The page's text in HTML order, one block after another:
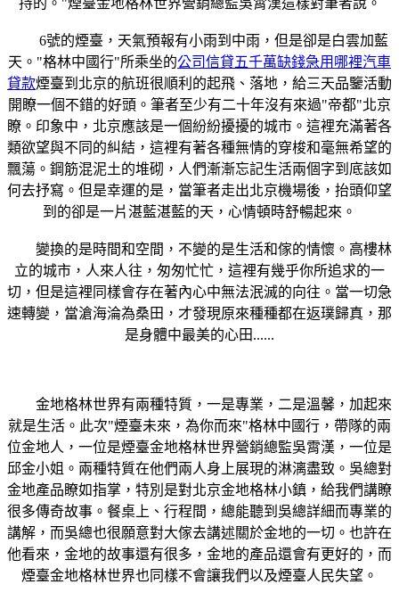
6號的煙臺，天氣預報有小雨到中雨，但是卻是白雲加藍
天。"格林中國行"所乘坐的公司信貸五千萬缺錢急用哪裡汽車
貸款煙臺到北京的航班很順利的起飛、落地，給三天品鑒活動
開瞭一個不錯的好頭。筆者至少有二十年沒有來過"帝都"北京
瞭。印象中，北京應該是一個紛紛擾擾的城市。這裡充滿著各
類欲望與不同的糾結，這裡有著各種無情的穿梭和毫無希望的
飄蕩。鋼筋混泥土的堆砌，人們漸漸忘記生活兩個字到底該如
何去抒寫。但是幸運的是，當筆者走出北京機場後，抬頭仰望
到的卻是一片湛藍湛藍的天，心情頓時舒暢起來。
變換的是時間和空間，不變的是生活和傢的情懷。高樓林
立的城市，人來人往，匆匆忙忙，這裡有幾乎你所追求的一
切，但是這裡同樣會存在著內心中無法泯滅的向往。當一切急
速轉變，當滄海淪為桑田，才發現原來種種都在返璞歸真，那
是身體中最美的心田......
金地格林世界有兩種特質，一是專業，二是溫馨，加起來
就是生活。此次"煙臺未來，為你而來"格林中國行，帶隊的兩
位金地人，一位是煙臺金地格林世界營銷總監吳霄漢，一位是
邱金小姐。兩種特質在他們兩人身上展現的淋漓盡致。吳總對
金地產品瞭如指掌，特別是對北京金地格林小鎮，給我們講瞭
很多傳奇故事。餐桌上、行程間，總能聽到吳總詳細而專業的
講解，而吳總也很願意對大傢去講述關於金地的一切。也許在
他看來，金地的故事還有很多，金地的產品還會有更好的，而
煙臺金地格林世界也同樣不會讓我們以及煙臺人民失望。